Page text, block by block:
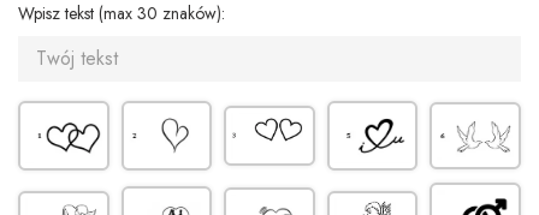
Wpisz tekst (max 30 znaków):